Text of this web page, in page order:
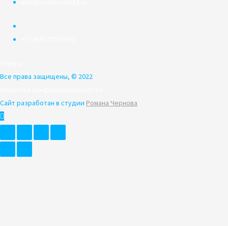
Все права защищены, © 2022
Сайт разработан в студии Романа Чернова